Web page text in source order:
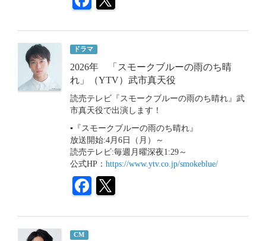
ドラマ
2026年 「スモークブルーの雨のち晴
れ」（YTV）武市真天役
読売テレビ『スモークブルーの雨のち晴れ』武
市真天役で出演します！
▪︎『スモークブルーの雨のち晴れ』
放送開始:4月6日（月）～
読売テレビ:毎週月曜深夜1:29～
公式HP： https://www.ytv.co.jp/smokeblue/
CM